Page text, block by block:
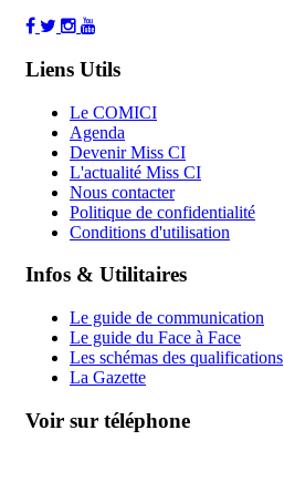
Liens Utils
Le COMICI
Agenda
Devenir Miss CI
L'actualité Miss CI
Nous contacter
Politique de confidentialité
Conditions d'utilisation
Infos & Utilitaires
Le guide de communication
Le guide du Face à Face
Les schémas des qualifications
La Gazette
Voir sur téléphone